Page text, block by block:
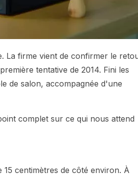
La firme vient de confirmer le
tentative de 2014. Fini les
de salon, accompagnée d'une
complet sur ce qui nous attend
centimètres de côté environ. À